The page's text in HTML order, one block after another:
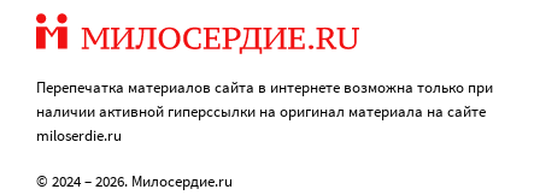
Перепечатка материалов сайта в интернете возможна только при
наличии активной гиперссылки на оригинал материала на сайте
miloserdie.ru
© 2024 – 2026. Милосердие.ru